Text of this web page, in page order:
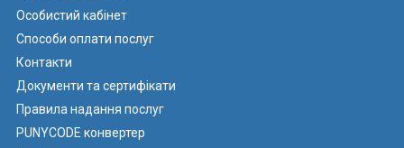
Особистий кабінет
Способи оплати послуг
Контакти
Документи та сертифікати
Правила надання послуг
PUNYCODE конвертер